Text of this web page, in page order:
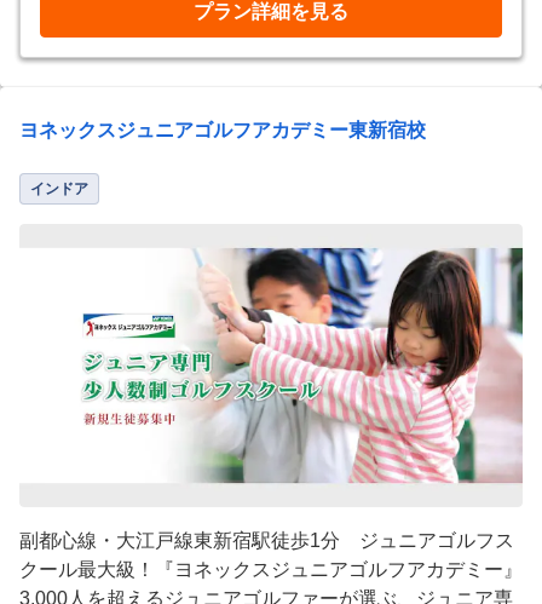
プラン詳細を見る
ヨネックスジュニアゴルフアカデミー東新宿校
インドア
副都心線・大江戸線東新宿駅徒歩1分 ジュニアゴルフス
クール最大級！『ヨネックスジュニアゴルフアカデミー』
3,000人を超えるジュニアゴルファーが選ぶ、ジュニア専